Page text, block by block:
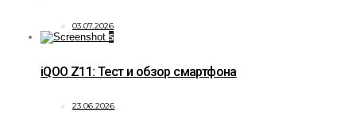
03.07.2026
5
iQOO Z11: Тест и обзор смартфона
23.06.2026